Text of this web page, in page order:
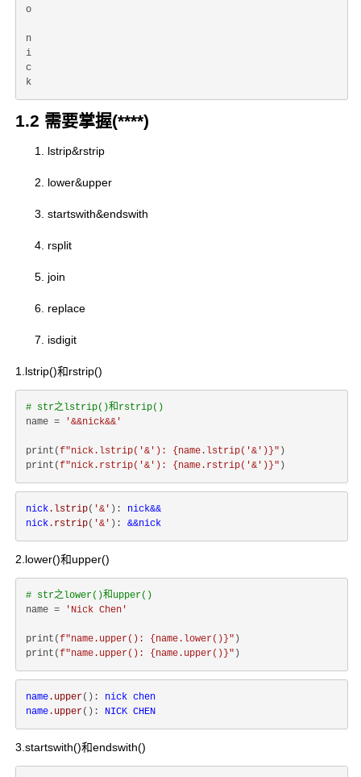
o
n
i
c
1.2 需要掌握(****)
lstrip&rstrip
lower&upper
startswith&endswith
rsplit
join
replace
isdigit
1.lstrip()和rstrip()
# str之lstrip()和rstrip()
name =
'&&nick&&'
print(f"nick.lstrip('&'): {name.lstrip( '&' )}" )
print(f"nick.rstrip('&'): {name.rstrip( '&' )}"
nick .lstrip( '&' ): nick&&
nick .rstrip( '&' ): &&nick
2.lower()和upper()
# str之lower()和upper()
name =
'Nick Chen'
print(f"name.upper(): {name.lower()}" )
print(f"name.upper(): {name.upper()}"
name .upper(): nick chen
name .upper(): NICK CHEN
3.startswith()和endswith()